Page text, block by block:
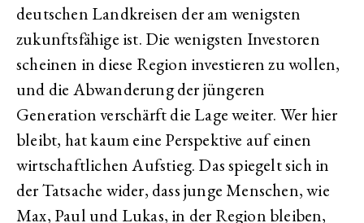
deutschen Landkreisen der am wenigsten
zukunftsfähige ist. Die wenigsten Investoren
scheinen in diese Region investieren zu wollen,
und die Abwanderung der jüngeren
Generation verschärft die Lage weiter. Wer hier
bleibt, hat kaum eine Perspektive auf einen
wirtschaftlichen Aufstieg. Das spiegelt sich in
der Tatsache wider, dass junge Menschen, wie
Max, Paul und Lukas, in der Region bleiben,